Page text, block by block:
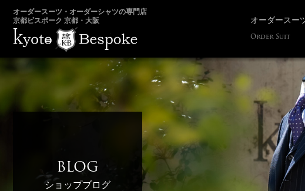
オーダースーツ・オーダーシャツの専門店
京都ビスポーク 京都・大阪
オーダースー
Order Suit
BLOG
ショップブログ